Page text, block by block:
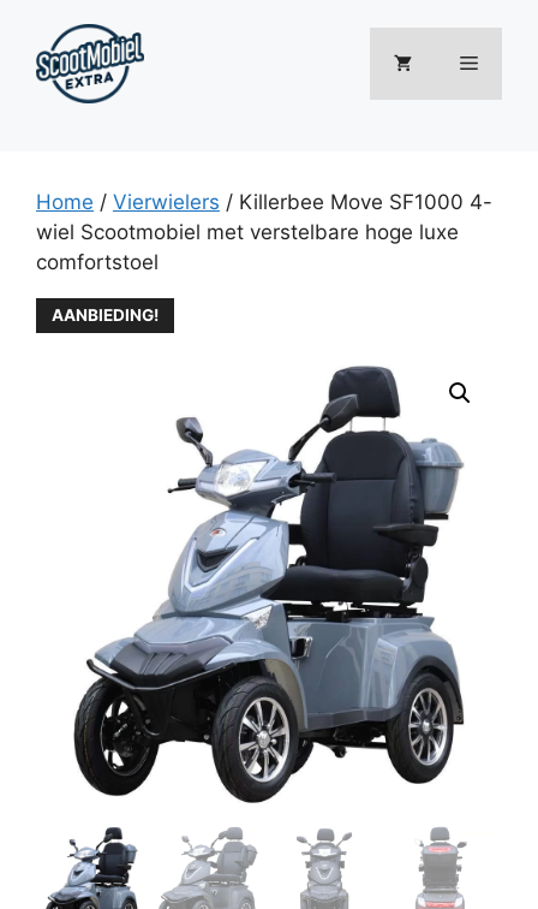
inhoud
Menu
Home / Vierwielers / Killerbee Move SF1000 4-
wiel Scootmobiel met verstelbare hoge luxe
comfortstoel
AANBIEDING!